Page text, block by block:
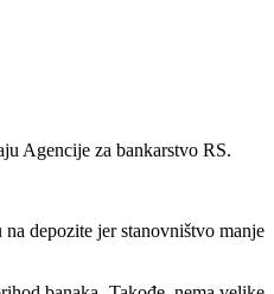
Agencije za bankarstvo RS.
depozite jer stanovništvo manje